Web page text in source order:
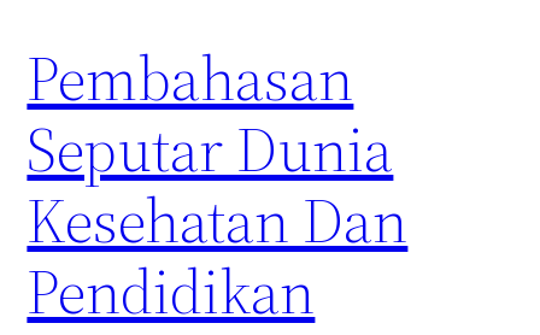
content
Pembahasan
Seputar Dunia
Kesehatan Dan
Pendidikan